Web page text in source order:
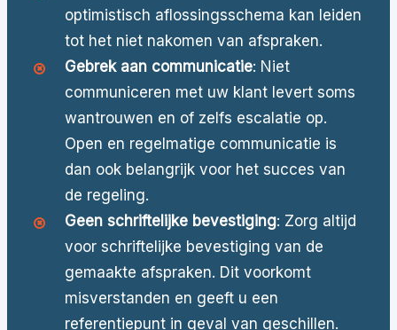
optimistisch aflossingsschema kan leiden
tot het niet nakomen van afspraken.
Gebrek aan communicatie: Niet
communiceren met uw klant levert soms
wantrouwen en of zelfs escalatie op.
Open en regelmatige communicatie is
dan ook belangrijk voor het succes van
de regeling.
Geen schriftelijke bevestiging: Zorg altijd
voor schriftelijke bevestiging van de
gemaakte afspraken. Dit voorkomt
misverstanden en geeft u een
referentiepunt in geval van geschillen.